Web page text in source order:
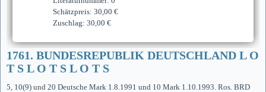
Schätzpreis: 30,00 €
Zuschlag: 30,00 €
1761. BUNDESREPUBLIK DEUTSCHLAND L O
T S L O T S L O T S
5, 10(9) und 20 Deutsche Mark 1.8.1991 und 10 Mark 1.10.1993. Ros. BRD